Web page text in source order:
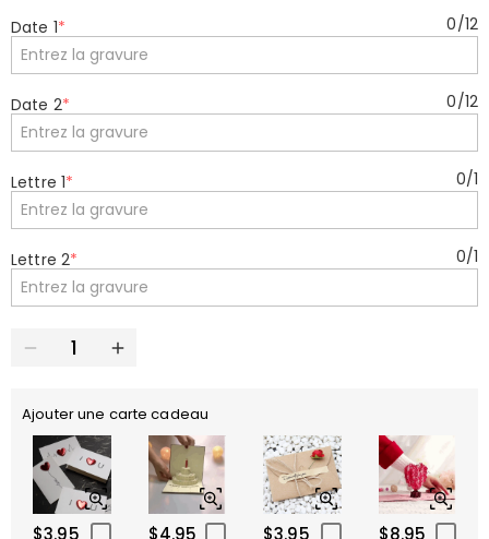
Date 1* 0/12
Date 2* 0/12
Lettre 1* 0/1
Lettre 2* 0/1
Ajouter une carte cadeau
$3.95 $4.95 $3.95 $8.95